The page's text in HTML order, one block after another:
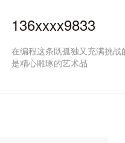
136xxxx9833
在编程这条既孤独又充满挑
是精心雕琢的艺术品